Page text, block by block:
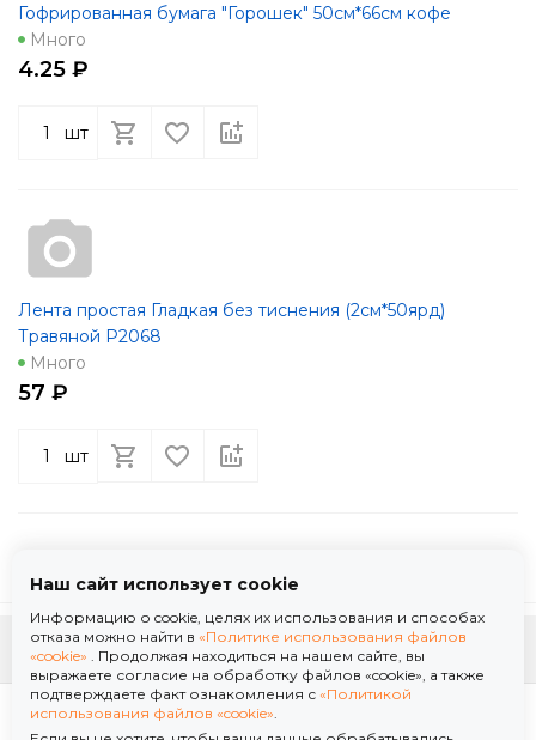
Гофрированная бумага "Горошек" 50см*66см кофе
Много
4.25 ₽
шт
Лента простая Гладкая без тиснения (2см*50ярд)
Травяной Р2068
Много
57 ₽
шт
К началу страницы
Политика обработки персональных данных
Политика использования файлов «cookie»
Наш сайт использует cookie
Информацию о cookie, целях их использования и способах
отказа можно найти в «Политике использования файлов
«cookie» . Продолжая находиться на нашем сайте, вы
выражаете согласие на обработку файлов «cookie», а также
подтверждаете факт ознакомления с «Политикой
использования файлов «cookie».